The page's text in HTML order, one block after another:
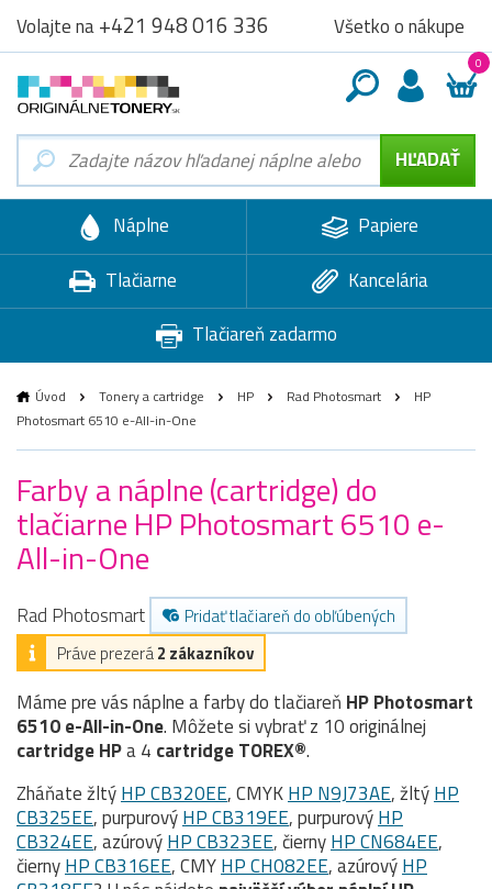
Volajte na+421 948 016 336 Všetko o nákupe
0
Náplne
Papiere
Tlačiarne
Kancelária
Tlačiareň zadarmo
Úvod Tonery a cartridge HP Rad Photosmart
HP
Photosmart 6510 e-All-in-One
Farby a náplne (cartridge) do
tlačiarne HP Photosmart 6510 e-
All-in-One
Rad Photosmart
Pridať tlačiareň do obľúbených
Práve prezerá2 zákazníkov
Máme pre vás náplne a farby do tlačiareň HP Photosmart
6510 e-All-in-One. Môžete si vybrať z 10 originálnej
cartridgeHPa 4 cartridge TOREX®.
Zháňate žltýHP CB320EE, CMYKHP N9J73AE, žltýHP
CB325EE, purpurovýHP CB319EE, purpurovýHP
CB324EE, azúrovýHP CB323EE, čiernyHP CN684EE,
čiernyHP CB316EE, CMYHP CH082EE, azúrovýHP